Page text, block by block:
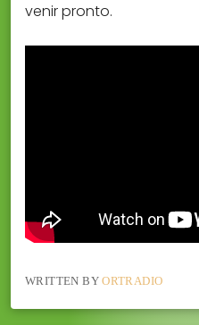
venir pronto.
WRITTEN BYORTRADIO